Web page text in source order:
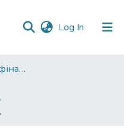
Log In (current)
Факультет обліку та фінансів
рішень